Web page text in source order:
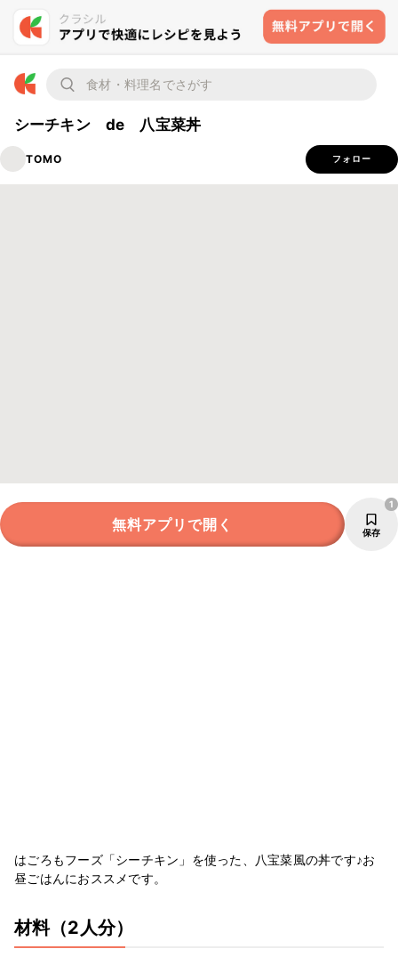
シーチキン de 八宝菜丼
TOMO フォロー
無料アプリで開く 保存
1
はごろもフーズ「シーチキン」を使った、八宝菜風の丼です♪お
昼ごはんにおススメです。
材料（2人分）